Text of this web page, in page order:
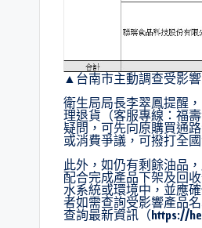
▲台南市主動調查受影響
衛生局局長李翠鳳提醒
理退貨（客服專線：福
疑問，可先向原購買通
或消費爭議，可撥打全
此外，如仍有剩餘油品
配合完成產品下架及回
水系統或環境中，並應
者如需查詢受影響產品
查詢最新資訊（https://